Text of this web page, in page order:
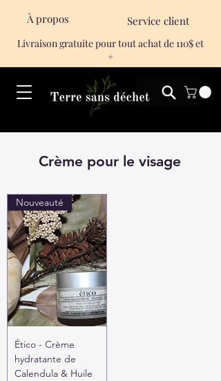
À propos Service client
Livraison gratuite pour tout achat de 110$ et
+
Crème pour le visage
Nouveauté
Ético - Crème
hydratante de
Calendula & Huile